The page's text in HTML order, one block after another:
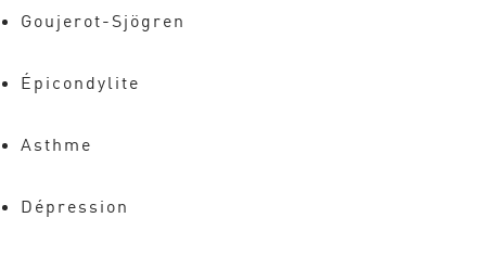
Goujerot-Sjögren
Épicondylite
Asthme
Dépression